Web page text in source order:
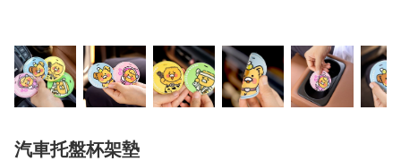
汽車托盤杯架墊